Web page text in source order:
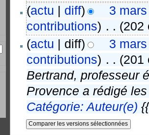
(actu | diff)
3
contributions) . . (202
(actu | diff)
3
contributions) . . (201
Bertrand, professeur
Provence a rédigé
Catégorie: Auteur(e)